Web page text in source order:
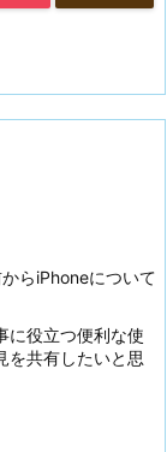
らiPhoneについて
に役立つ便利な使
を共有したいと思